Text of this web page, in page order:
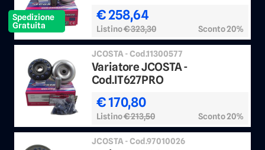
Spedizione
Gratuita
€ 258,64
Listino€ 323,30 Sconto 20%
JCOSTA - Cod.11300577
Variatore JCOSTA -
Cod.IT627PRO
€ 170,80
Listino€ 213,50 Sconto 20%
JCOSTA - Cod.97010026